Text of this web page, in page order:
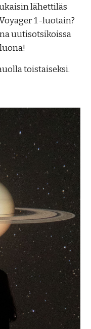
lähettiläs
1 -luotain?
uutisotsikoissa
toistaiseksi.